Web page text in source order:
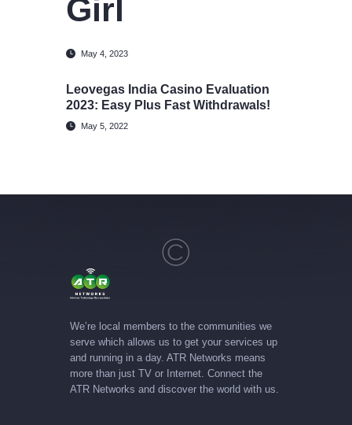
Girl
May 4, 2023
Leovegas India Casino Evaluation
2023: Easy Plus Fast Withdrawals!
May 5, 2022
We’re local members to the communities we
serve which allows us to get your services up
and running in a day. ATR Networks means
more than just TV or Internet. Connect the
ATR Networks and discover the world with us.